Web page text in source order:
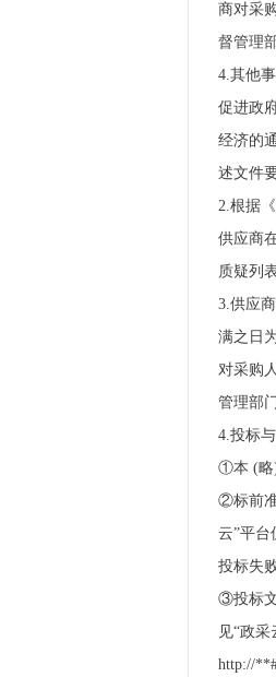
商对采
督管理
4.其他
促进政
经济的
述文件
2.根据
供应商
质疑列
3.供应
满之日
对采购
管理部
4.投标
①本 (略)
②标前
云”平台
投标失
③投标
见“政
http://